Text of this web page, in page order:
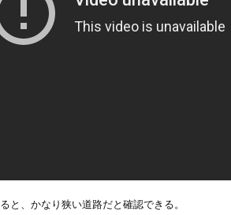
と、かなり狭い道路だと確認できる。